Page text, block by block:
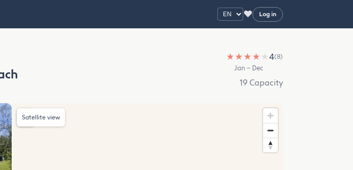
♥ Log in
★ ★ ★ ★ ★4(8)
Jan – Dec
19 Capacity
Satellite view